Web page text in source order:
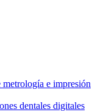
e impresión
dentales digitales